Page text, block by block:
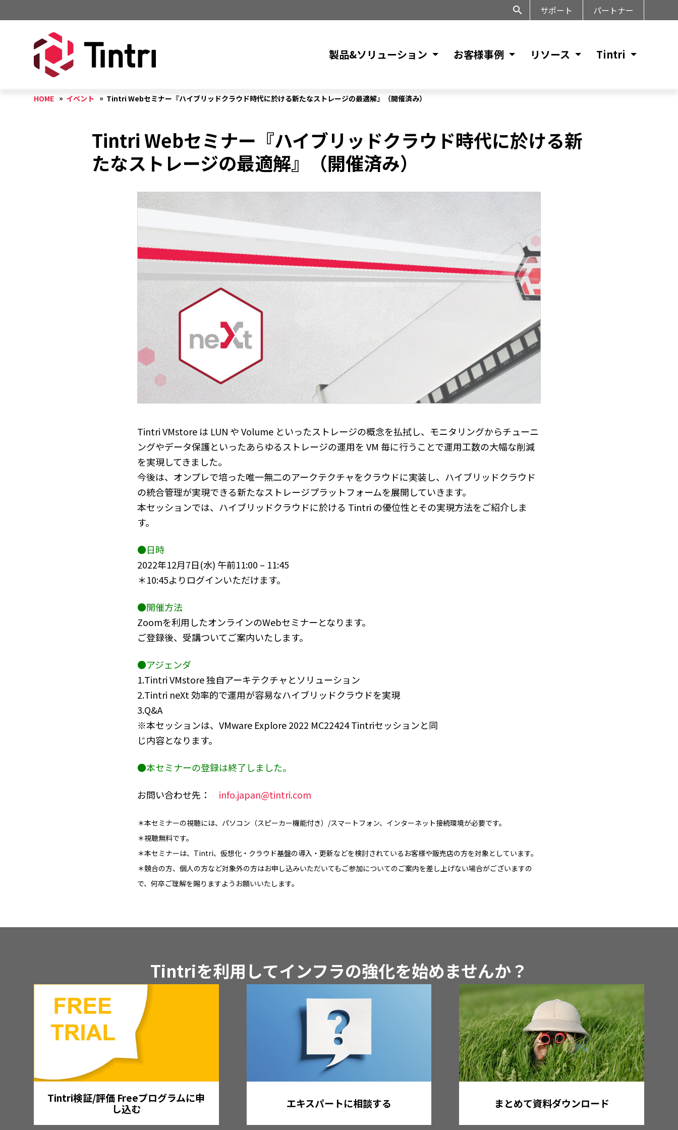
サポート パートナー
製品&ソリューション お客様事例 リソース Tintri
HOME イベント Tintri Webセミナー『ハイブリッドクラウド時代に於ける新たなストレージの最適解』（開催済み）
Tintri Webセミナー『ハイブリッドクラウド時代に於ける新
たなストレージの最適解』（開催済み）
Tintri VMstore は LUN や Volume といったストレージの概念を払拭し、モニタリングからチューニ
ングやデータ保護といったあらゆるストレージの運用を VM 毎に行うことで運用工数の大幅な削減
を実現してきました。
今後は、オンプレで培った唯一無二のアークテクチャをクラウドに実装し、ハイブリッドクラウド
の統合管理が実現できる新たなストレージプラットフォームを展開していきます。
本セッションでは、ハイブリッドクラウドに於ける Tintri の優位性とその実現方法をご紹介しま
す。
●日時
2022年12月7日(水) 午前11:00 – 11:45
＊10:45よりログインいただけます。
●開催方法
Zoomを利用したオンラインのWebセミナーとなります。
ご登録後、受講ついてご案内いたします。
●アジェンダ
1.Tintri VMstore 独自アーキテクチャとソリューション
2.Tintri neXt 効率的で運用が容易なハイブリッドクラウドを実現
3.Q&A
※本セッションは、VMware Explore 2022 MC22424 Tintriセッションと同
じ内容となります。
●本セミナーの登録は終了しました。
お問い合わせ先： info.japan@tintri.com
＊本セミナーの視聴には、パソコン（スピーカー機能付き）/スマートフォン、インターネット接続環境が必要です。
＊視聴無料です。
＊本セミナーは、Tintri、仮想化・クラウド基盤の導入・更新などを検討されているお客様や販売店の方を対象としています。
＊競合の方、個人の方など対象外の方はお申し込みいただいてもご参加についてのご案内を差し上げない場合がございますの
で、何卒ご理解を賜りますようお願いいたします。
Tintriを利用してインフラの強化を始めませんか？
Tintri検証/評価 Freeプログラムに申
し込む
エキスパートに相談する まとめて資料ダウンロード